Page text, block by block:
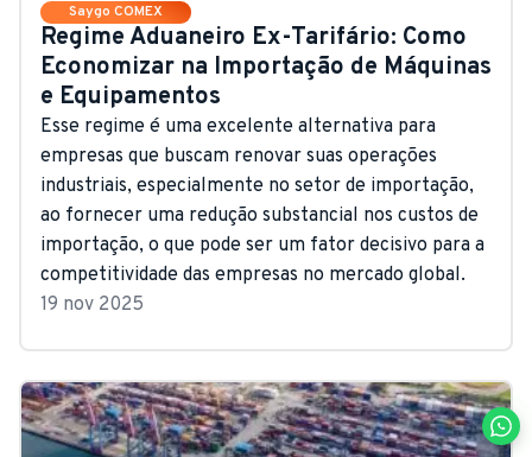
Saygo COMEX
Regime Aduaneiro Ex-Tarifário: Como
Economizar na Importação de Máquinas
e Equipamentos
Esse regime é uma excelente alternativa para
empresas que buscam renovar suas operações
industriais, especialmente no setor de importação,
ao fornecer uma redução substancial nos custos de
importação, o que pode ser um fator decisivo para a
competitividade das empresas no mercado global.
19 nov 2025